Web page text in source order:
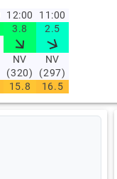
12:00
11:00
3.8 2.5
NV
(320)
NV
(297)
15.8 16.5